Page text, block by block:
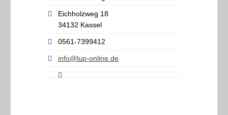
Eichholzweg 18
34132 Kassel
0561-7399412
info@lup-online.de